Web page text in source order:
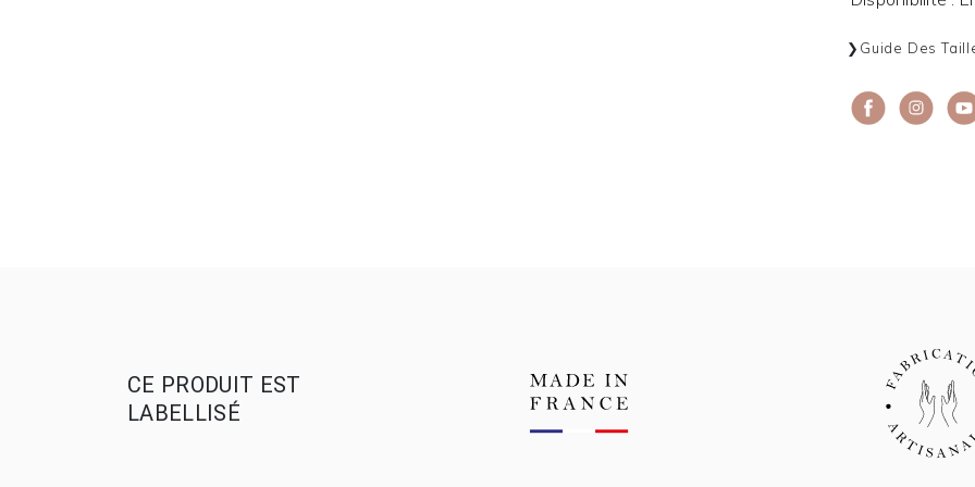
Guide Des
CE PRODUIT EST
LABELLISÉ